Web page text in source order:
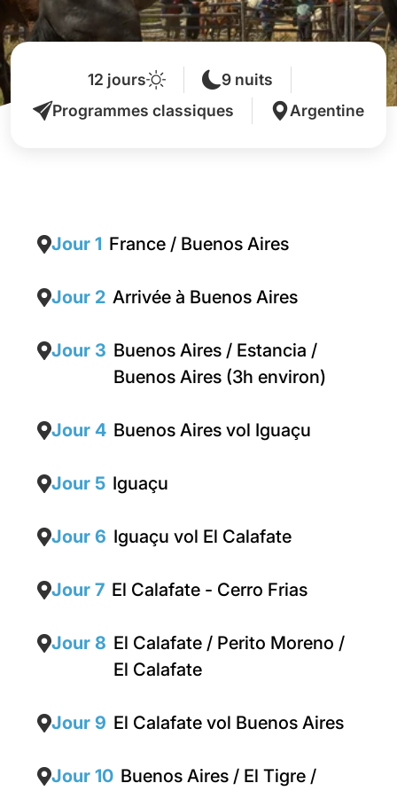
12 jours
9 nuits
Programmes classiques
Argentine
Jour 1 France / Buenos Aires
Jour 2 Arrivée à Buenos Aires
Jour 3 Buenos Aires / Estancia /
Buenos Aires (3h environ)
Jour 4 Buenos Aires vol Iguaçu
Jour 5 Iguaçu
Jour 6 Iguaçu vol El Calafate
Jour 7 El Calafate - Cerro Frias
Jour 8 El Calafate / Perito Moreno /
El Calafate
Jour 9 El Calafate vol Buenos Aires
Jour 10 Buenos Aires / El Tigre /